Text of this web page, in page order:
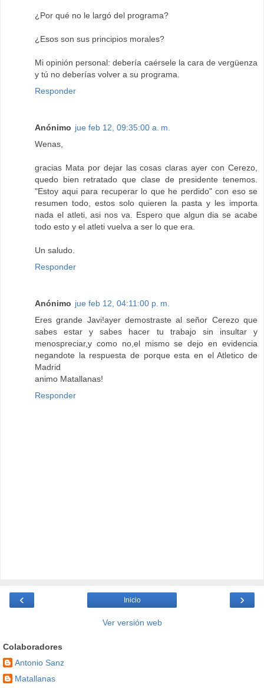
¿Por qué no le largó del programa?
¿Esos son sus principios morales?
Mi opinión personal: debería caérsele la cara de vergüenza
y tú no deberías volver a su programa.
Responder
Anónimo jue feb 12, 09:35:00 a. m.
Wenas,
gracias Mata por dejar las cosas claras ayer con Cerezo,
quedo bien retratado que clase de presidente tenemos.
"Estoy aqui para recuperar lo que he perdido" con eso se
resumen todo, estos solo quieren la pasta y les importa
nada el atleti, asi nos va. Espero que algun dia se acabe
todo esto y el atleti vuelva a ser lo que era.
Un saludo.
Responder
Anónimo jue feb 12, 04:11:00 p. m.
Eres grande Javi!ayer demostraste al señor Cerezo que
sabes estar y sabes hacer tu trabajo sin insultar y
menospreciar,y como no,el mismo se dejo en evidencia
negandote la respuesta de porque esta en el Atletico de
Madrid
animo Matallanas!
Responder
‹ ›
Inicio
Ver versión web
Colaboradores
Antonio Sanz
Matallanas